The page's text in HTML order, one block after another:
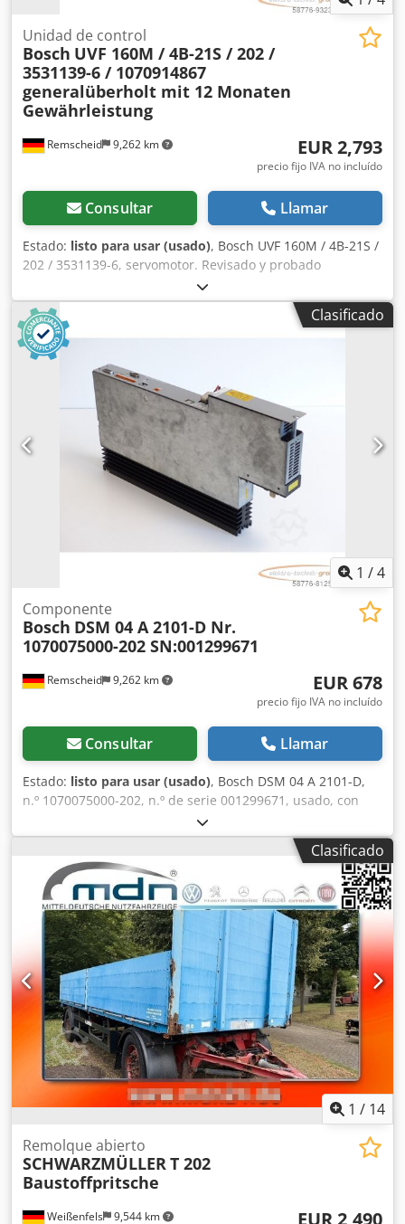
Remscheid 9,262 km
Unidad de control
Bosch UVF 160M / 4B-21S / 202 /
3531139-6 / 1070914867
generalüberholt mit 12 Monaten
Gewährleistung
EUR 2,793
precio fijo IVA no incluído
Consultar Llamar
Estado: listo para usar (usado), Bosch UVF 160M / 4B-21S /
202 / 3531139-6, servomotor. Revisado y probado
completamente por personal cualificado, con una garantía
de 12 meses. Funciona al 100%. El alcance del suministro
se indica en las fotos. No se aplican los descuentos de
venta acordados a este artículo. Consulte el precio por
separado. ¡ATENCIÓN: Consulte los costes de embalaje y
envío por separado! Dcsdpfx Abok Ru A Uorjk
Clasificado
1 /4
Remscheid 9,262 km
Componente
Bosch DSM 04 A 2101-D Nr.
1070075000-202 SN:001299671
EUR 678
precio fijo IVA no incluído
Consultar Llamar
Estado: listo para usar (usado), Bosch DSM 04 A 2101-D,
n.º 1070075000-202, n.º de serie 001299671, usado, con
signos normales de uso, 100 % funcional. El alcance del
suministro se corresponde con las fotos. Dcodpoi D T
Umjfx Abrok
Clasificado
1 / 14
Weißenfels 9,544 km
Remolque abierto
SCHWARZMÜLLERT 202
Baustoffpritsche
EUR 2,490